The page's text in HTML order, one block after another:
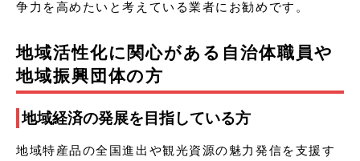
争力を高めたいと考えている業者にお勧めです。
地域活性化に関心がある自治体職員や
地域振興団体の方
地域経済の発展を目指している方
地域特産品の全国進出や観光資源の魅力発信を支援す